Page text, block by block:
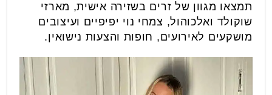
תמצאו מגוון של זרים בשזירה אישית, מארזי
שוקולד ואלכוהול, צמחי נוי יפיפיים ועיצובים
מושקעים לאירועים, חופות והצעות נישואין.